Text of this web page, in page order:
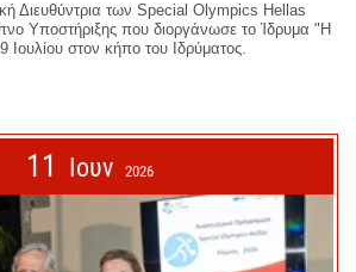
Διευθύντρια των Special Olympics Hellas
Υποστήριξης που διοργάνωσε το Ίδρυμα "Η
Ιουλίου στον κήπο του Ιδρύματος.
11 Ιουν 2026